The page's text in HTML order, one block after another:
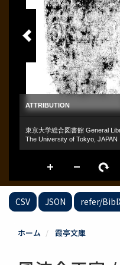
CSV JSON refer/
ホーム 霞亭文庫